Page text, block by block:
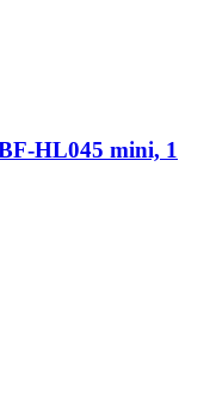
HL045 mini, 1